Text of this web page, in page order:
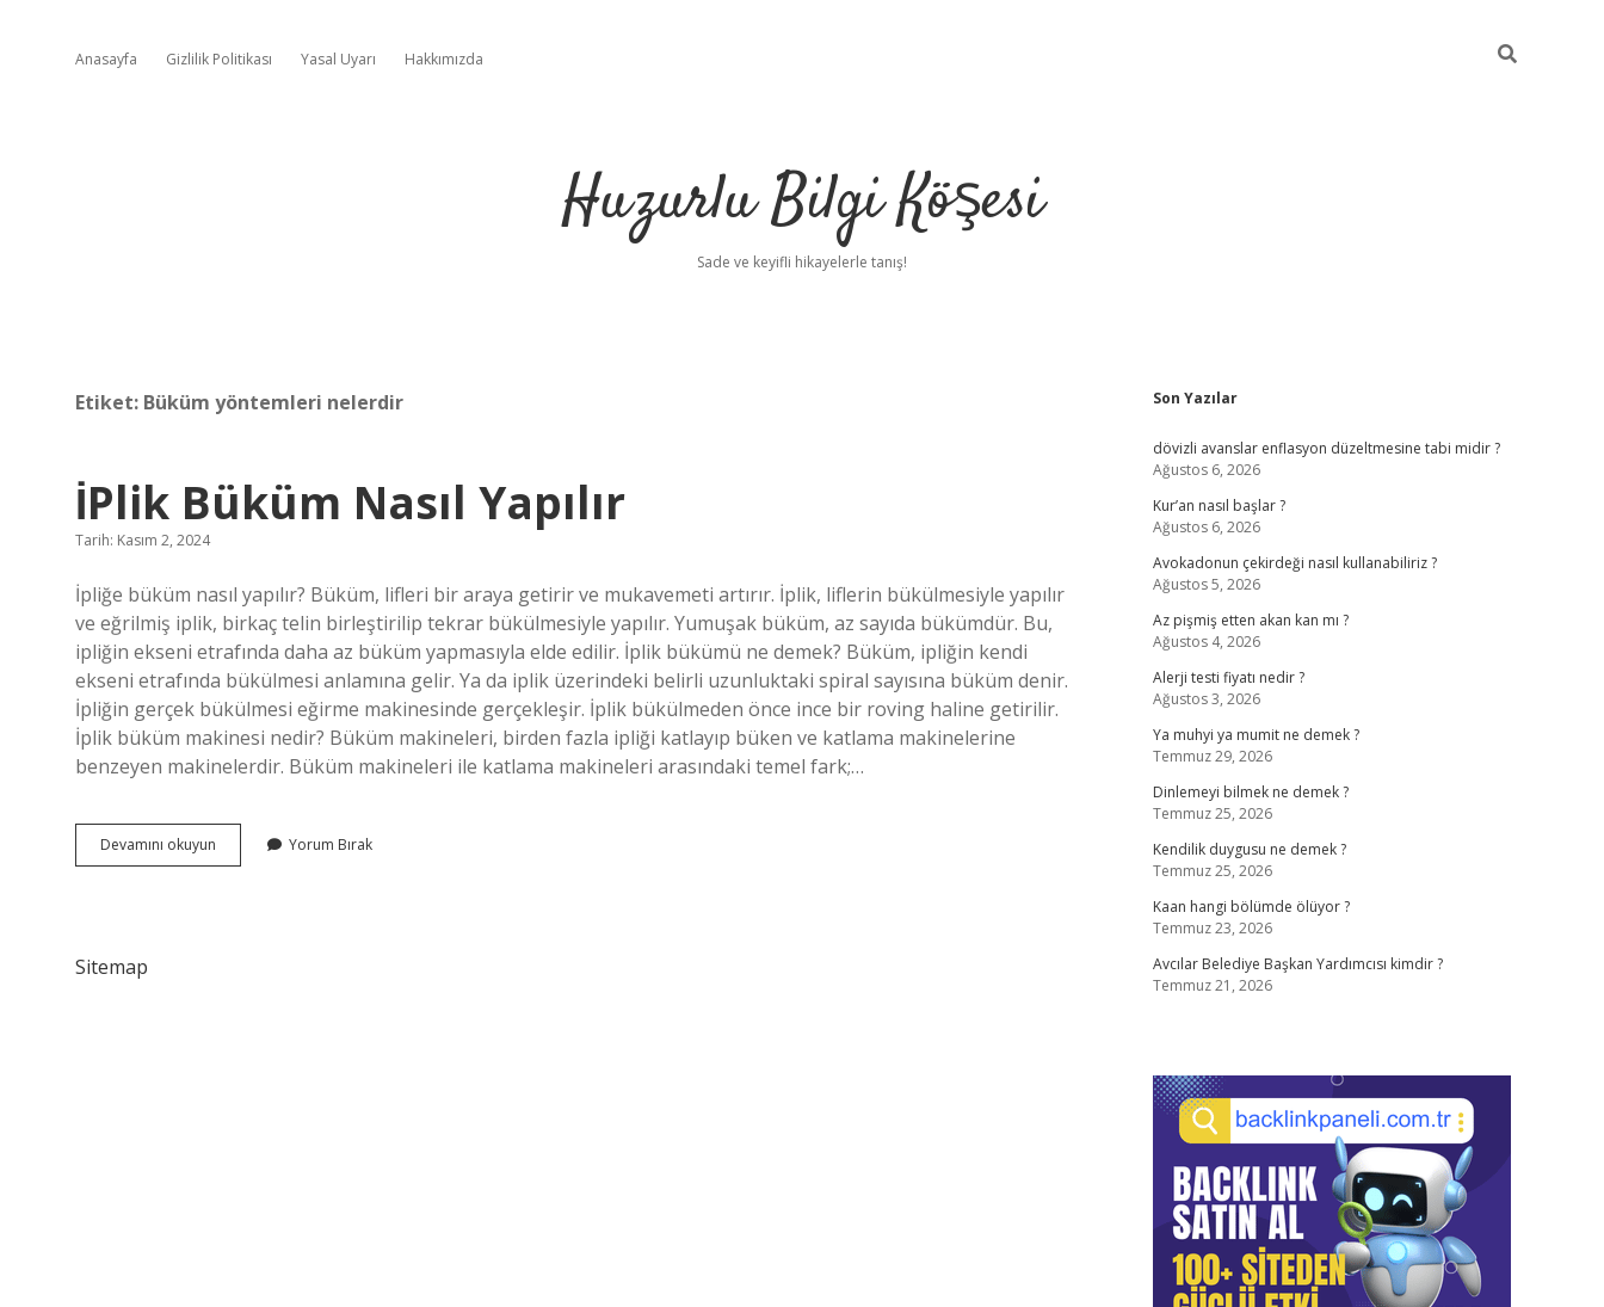
Anasayfa Gizlilik Politikası Yasal Uyarı Hakkımızda
Huzurlu Bilgi Köşesi
Sade ve keyifli hikayelerle tanış!
Etiket: Büküm yöntemleri nelerdir
İPlik Büküm Nasıl Yapılır
Tarih: Kasım 2, 2024
İpliğe büküm nasıl yapılır? Büküm, lifleri bir araya getirir ve mukavemeti artırır. İplik, liflerin bükülmesiyle yapılır
ve eğrilmiş iplik, birkaç telin birleştirilip tekrar bükülmesiyle yapılır. Yumuşak büküm, az sayıda bükümdür. Bu,
ipliğin ekseni etrafında daha az büküm yapmasıyla elde edilir. İplik bükümü ne demek? Büküm, ipliğin kendi
ekseni etrafında bükülmesi anlamına gelir. Ya da iplik üzerindeki belirli uzunluktaki spiral sayısına büküm denir.
İpliğin gerçek bükülmesi eğirme makinesinde gerçekleşir. İplik bükülmeden önce ince bir roving haline getirilir.
İplik büküm makinesi nedir? Büküm makineleri, birden fazla ipliği katlayıp büken ve katlama makinelerine
benzeyen makinelerdir. Büküm makineleri ile katlama makineleri arasındaki temel fark;…
Devamını okuyun
Büküm
Yorum Bırak
Sitemap
Sidebar
Son Yazılar
dövizli avanslar enflasyon düzeltmesine tabi midir ?
Ağustos 6, 2026
Kur’an nasıl başlar ?
Ağustos 6, 2026
Avokadonun çekirdeği nasıl kullanabiliriz ?
Ağustos 5, 2026
Az pişmiş etten akan kan mı ?
Ağustos 4, 2026
Alerji testi fiyatı nedir ?
Ağustos 3, 2026
Ya muhyi ya mumit ne demek ?
Temmuz 29, 2026
Dinlemeyi bilmek ne demek ?
Temmuz 25, 2026
Kendilik duygusu ne demek ?
Temmuz 25, 2026
Kaan hangi bölümde ölüyor ?
Temmuz 23, 2026
Avcılar Belediye Başkan Yardımcısı kimdir ?
Temmuz 21, 2026